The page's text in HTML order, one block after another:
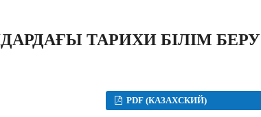
ТАРИХИ БІЛІМ БЕРУ
PDF (КАЗАХСКИЙ)